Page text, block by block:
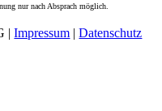
nur nach Absprach möglich.
|Impressum |Datenschutz